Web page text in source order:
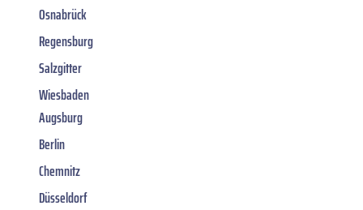
Osnabrück
Regensburg
Salzgitter
Wiesbaden
Augsburg
Berlin
Chemnitz
Düsseldorf